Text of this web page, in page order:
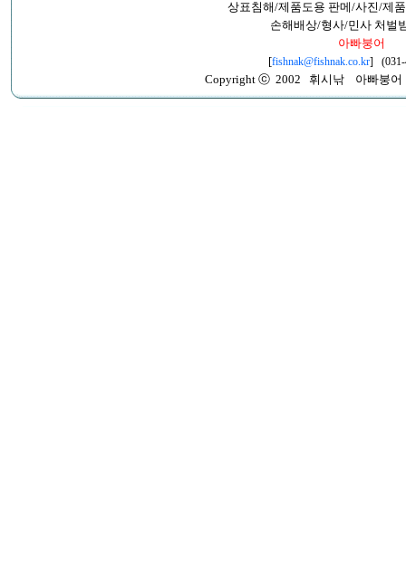
상표침해/제품도용 판메/사진/제
손해배상/형사/민사 처벌
아빠붕어
[fishnak@fishnak.co.kr] (031-
Copyright ⓒ 2002 휘시낚 아빠붕어